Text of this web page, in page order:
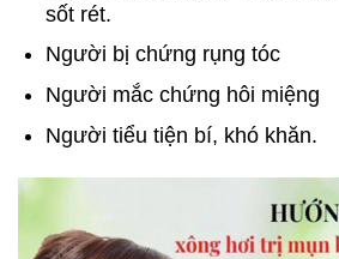
sốt rét.
Người bị chứng rụng tóc
Người mắc chứng hôi miệng
Người tiểu tiện bí, khó khăn.